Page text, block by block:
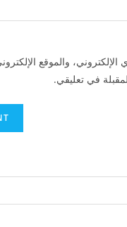
والموقع
في تعليقي.